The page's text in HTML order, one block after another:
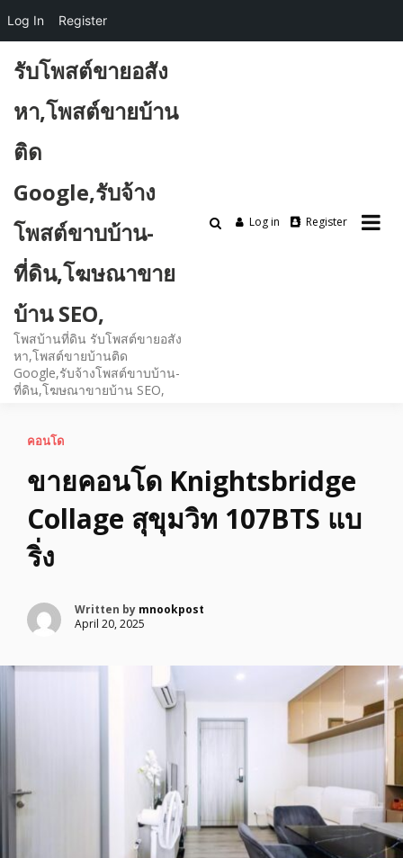
content
รับโพสต์ขายอสัง
หา,โพสต์ขายบ้าน
ติด
Google,รับจ้าง
โพสต์ขาบบ้าน-
ที่ดิน,โฆษณาขาย
บ้าน SEO,
โพสบ้านที่ดิน รับโพสต์ขายอสัง
หา,โพสต์ขายบ้านติด
Google,รับจ้างโพสต์ขาบบ้าน-
ที่ดิน,โฆษณาขายบ้าน SEO,
Log in Register
คอนโด
ขายคอนโด Knightsbridge
Collage สุขุมวิท 107BTS แบ
ริ่ง
Written by mnookpost
April 20, 2025
Log In Register